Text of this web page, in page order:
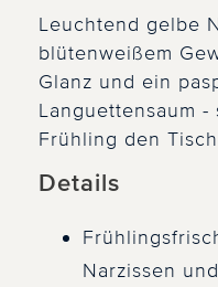
Leuchtend gelbe
blütenweißem
Glanz und ein
Languettensaum
Frühling den
Details
Narzissen